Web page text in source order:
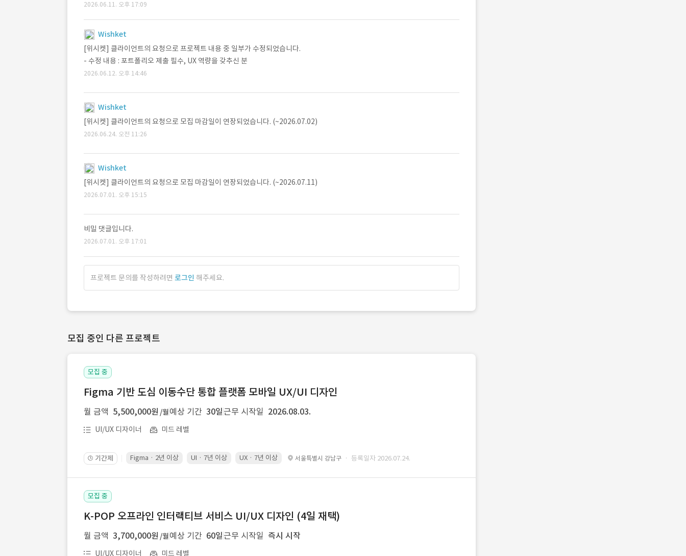
2026.06.11. 오후 17:09
Wishket
[위시켓] 클라이언트의 요청으로 프로젝트 내용 중 일부가 수정되었습니다.
- 수정 내용 : 포트폴리오 제출 필수, UX 역량을 갖추신 분
2026.06.12. 오후 14:46
Wishket
[위시켓] 클라이언트의 요청으로 모집 마감일이 연장되었습니다. (~2026.07.02)
2026.06.24. 오전 11:26
Wishket
[위시켓] 클라이언트의 요청으로 모집 마감일이 연장되었습니다. (~2026.07.11)
2026.07.01. 오후 15:15
비밀 댓글입니다.
2026.07.01. 오후 17:01
프로젝트 문의를 작성하려면 로그인 해주세요.
모집 중인 다른 프로젝트
모집 중
Figma 기반 도심 이동수단 통합 플랫폼 모바일 UX/UI 디자인
월 금액 5,500,000원 /월예상 기간 30일 근무 시작일 2026.08.03.
UI/UX 디자이너 미드 레벨
🕒 기간제 Figma · 2년 이상 UI · 7년 이상 UX · 7년 이상 서울특별시 강남구 · 등록일자 2026.07.24.
모집 중
K-POP 오프라인 인터랙티브 서비스 UI/UX 디자인 (4일 재택)
월 금액 3,700,000원 /월예상 기간 60일 근무 시작일 즉시 시작
UI/UX 디자이너 미드 레벨